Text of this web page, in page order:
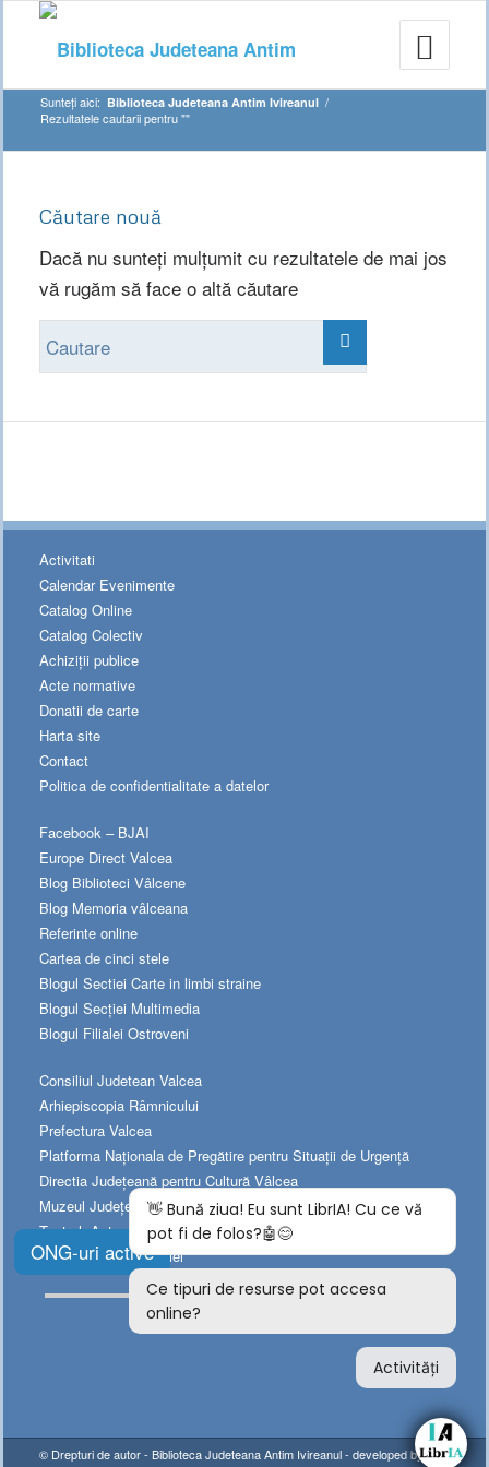
Sunteți aici: Biblioteca Judeteana Antim Ivireanul /
Rezultatele cautarii pentru ""
Căutare nouă
Dacă nu sunteți mulțumit cu rezultatele de mai jos
vă rugăm să face o altă căutare
Activitati
Calendar Evenimente
Catalog Online
Catalog Colectiv
Achiziții publice
Acte normative
Donatii de carte
Harta site
Contact
Politica de confidentialitate a datelor
Facebook – BJAI
Europe Direct Valcea
Blog Biblioteci Vâlcene
Blog Memoria vâlceana
Referinte online
Cartea de cinci stele
Blogul Sectiei Carte in limbi straine
Blogul Secției Multimedia
Blogul Filialei Ostroveni
Consiliul Judetean Valcea
Arhiepiscopia Râmnicului
Prefectura Valcea
Platforma Naționala de Pregătire pentru Situații de Urgență
Directia Judeţeană pentru Cultură Vâlcea
Muzeul Judeţean de Istorie
Teatrul „Anton Pann”
Teatrul Municipal „Ariel”
ONG-uri active
© Drepturi de autor -Biblioteca Judeteana Antim Ivireanul- developed by